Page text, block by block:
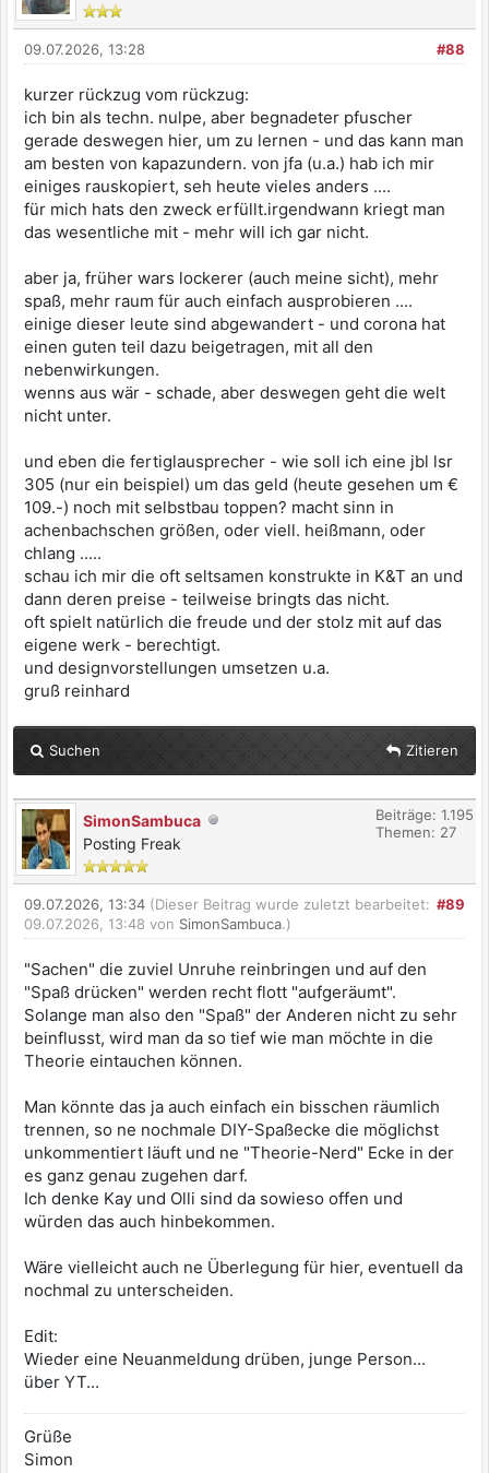
#88
09.07.2026, 13:28
kurzer rückzug vom rückzug:
ich bin als techn. nulpe, aber begnadeter pfuscher
gerade deswegen hier, um zu lernen - und das kann man
am besten von kapazundern. von jfa (u.a.) hab ich mir
einiges rauskopiert, seh heute vieles anders ....
für mich hats den zweck erfüllt.irgendwann kriegt man
das wesentliche mit - mehr will ich gar nicht.
aber ja, früher wars lockerer (auch meine sicht), mehr
spaß, mehr raum für auch einfach ausprobieren ....
einige dieser leute sind abgewandert - und corona hat
einen guten teil dazu beigetragen, mit all den
nebenwirkungen.
wenns aus wär - schade, aber deswegen geht die welt
nicht unter.
und eben die fertiglausprecher - wie soll ich eine jbl lsr
305 (nur ein beispiel) um das geld (heute gesehen um €
109.-) noch mit selbstbau toppen? macht sinn in
achenbachschen größen, oder viell. heißmann, oder
chlang .....
schau ich mir die oft seltsamen konstrukte in K&T an und
dann deren preise - teilweise bringts das nicht.
oft spielt natürlich die freude und der stolz mit auf das
eigene werk - berechtigt.
und designvorstellungen umsetzen u.a.
gruß reinhard
Suchen Zitieren
SimonSambuca
Posting Freak
Beiträge: 1.195
Themen: 27
#89
09.07.2026, 13:34 (Dieser Beitrag wurde zuletzt bearbeitet:
09.07.2026, 13:48 von SimonSambuca.)
"Sachen" die zuviel Unruhe reinbringen und auf den
"Spaß drücken" werden recht flott "aufgeräumt".
Solange man also den "Spaß" der Anderen nicht zu sehr
beinflusst, wird man da so tief wie man möchte in die
Theorie eintauchen können.
Man könnte das ja auch einfach ein bisschen räumlich
trennen, so ne nochmale DIY-Spaßecke die möglichst
unkommentiert läuft und ne "Theorie-Nerd" Ecke in der
es ganz genau zugehen darf.
Ich denke Kay und Olli sind da sowieso offen und
würden das auch hinbekommen.
Wäre vielleicht auch ne Überlegung für hier, eventuell da
nochmal zu unterscheiden.
Edit:
Wieder eine Neuanmeldung drüben, junge Person...
über YT...
Grüße
Simon